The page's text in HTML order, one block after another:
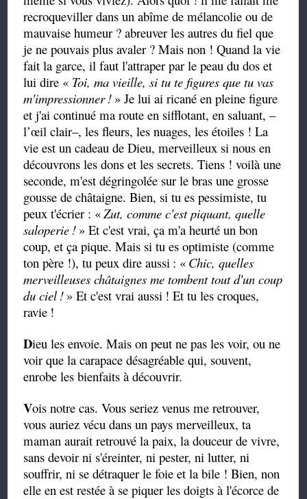
recroqueviller dans un abîme de mélancolie ou de
mauvaise humeur ? abreuver les autres du fiel que
je ne pouvais plus avaler ? Mais non ! Quand la vie
fait la garce, il faut l'attraper par le peau du dos et
lui dire « Toi, ma vieille, si tu te figures que tu vas
m'impressionner! » Je lui ai ricané en pleine figure
et j'ai continué ma route en sifflotant, en saluant, –
l’œil clair–, les fleurs, les nuages, les étoiles ! La
vie est un cadeau de Dieu, merveilleux si nous en
découvrons les dons et les secrets. Tiens ! voilà une
seconde, m'est dégringolée sur le bras une grosse
gousse de châtaigne. Bien, si tu es pessimiste, tu
peux t'écrier : «Zut, comme c'est piquant, quelle
saloperie! » Et c'est vrai, ça m'a heurté un bon
coup, et ça pique. Mais si tu es optimiste (comme
ton père !), tu peux dire aussi : « Chic, quelles
merveilleuses châtaignes me tombent tout d'un coup
du ciel! » Et c'est vrai aussi ! Et tu les croques,
ravie !
Dieu les envoie. Mais on peut ne pas les voir, ou ne
voir que la carapace désagréable qui, souvent,
enrobe les bienfaits à découvrir.
Vois notre cas. Vous seriez venus me retrouver,
vous auriez vécu dans un pays merveilleux, ta
maman aurait retrouvé la paix, la douceur de vivre,
sans devoir ni s'éreinter, ni pester, ni lutter, ni
souffrir, ni se détraquer le foie et la bile ! Bien, non
elle en est restée à se piquer les doigts à l'écorce de